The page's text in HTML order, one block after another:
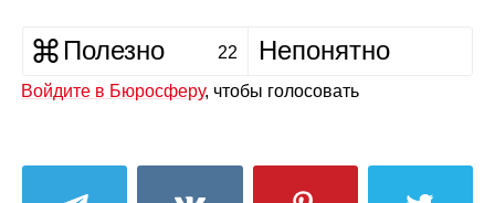
Полезно 22 Непонятно
Войдите в Бюросферу, чтобы голосовать